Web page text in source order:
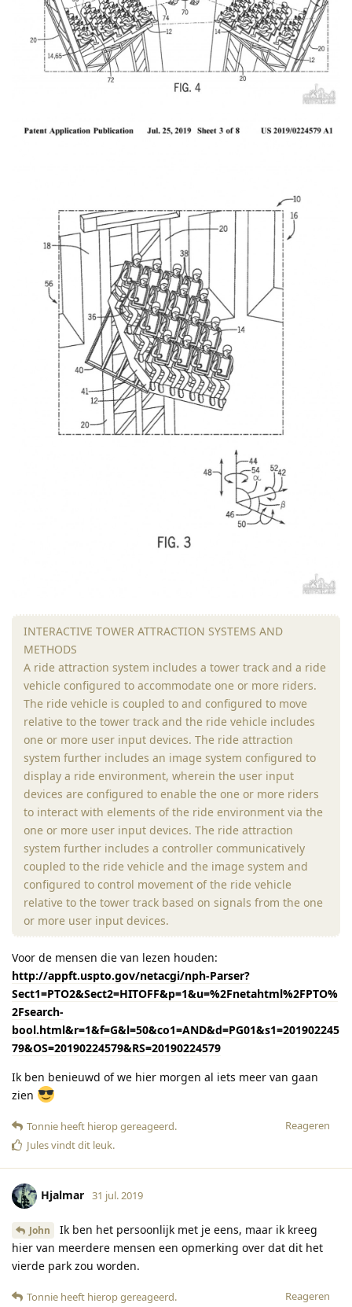
INTERACTIVE TOWER ATTRACTION SYSTEMS AND
METHODS
A ride attraction system includes a tower track and a ride
vehicle configured to accommodate one or more riders.
The ride vehicle is coupled to and configured to move
relative to the tower track and the ride vehicle includes
one or more user input devices. The ride attraction
system further includes an image system configured to
display a ride environment, wherein the user input
devices are configured to enable the one or more riders
to interact with elements of the ride environment via the
one or more user input devices. The ride attraction
system further includes a controller communicatively
coupled to the ride vehicle and the image system and
configured to control movement of the ride vehicle
relative to the tower track based on signals from the one
or more user input devices.
Voor de mensen die van lezen houden:
http://appft.uspto.gov/netacgi/nph-Parser?
Sect1=PTO2&Sect2=HITOFF&p=1&u=%2Fnetahtml%2FPTO%
2Fsearch-
bool.html&r=1&f=G&l=50&co1=AND&d=PG01&s1=201902245
79&OS=20190224579&RS=20190224579
Ik ben benieuwd of we hier morgen al iets meer van gaan
zien
Reageren
Tonnie heeft hierop gereageerd.
Julesvindt dit leuk.
Hjalmar 31 jul. 2019
John
Ik ben het persoonlijk met je eens, maar ik kreeg
hier van meerdere mensen een opmerking over dat dit het
vierde park zou worden.
Reageren
Tonnie heeft hierop gereageerd.